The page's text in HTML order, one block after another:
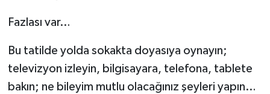
Fazlası var…
Bu tatilde yolda sokakta doyasıya oynayın;
televizyon izleyin, bilgisayara, telefona, tablete
bakın; ne bileyim mutlu olacağınız şeyleri yapın…